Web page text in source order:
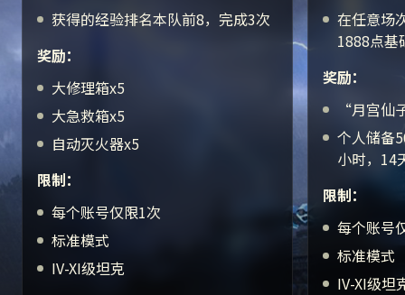
获得的经验排名本队前8，完成3次
奖励：
大修理箱x5
大急救箱x5
自动灭火器x5
限制：
每个账号仅限1次
标准模式
IV-XI级坦克
在任意场
1888点基
奖励：
“月宫仙
个人储备
小时，14
限制：
每个账号
标准模式
IV-XI级坦